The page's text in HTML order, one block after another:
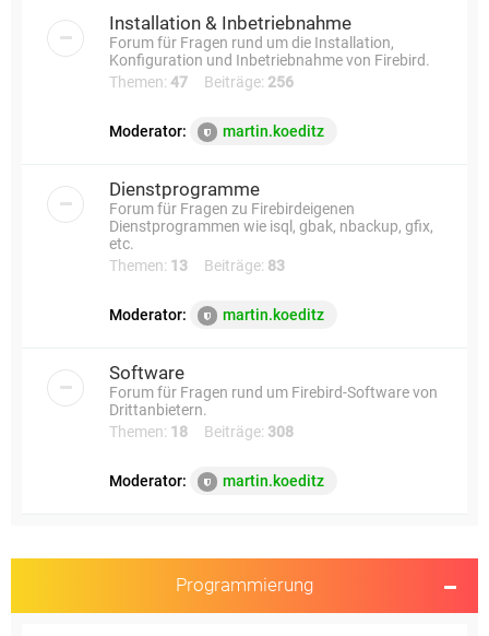
Installation & Inbetriebnahme
Forum für Fragen rund um die Installation,
Konfiguration und Inbetriebnahme von Firebird.
Themen: 47 Beiträge: 256
Moderator: martin.koeditz
Dienstprogramme
Forum für Fragen zu Firebirdeigenen
Dienstprogrammen wie isql, gbak, nbackup, gfix,
etc.
Themen: 13 Beiträge: 83
Moderator: martin.koeditz
Software
Forum für Fragen rund um Firebird-Software von
Drittanbietern.
Themen: 18 Beiträge: 308
Moderator: martin.koeditz
Programmierung